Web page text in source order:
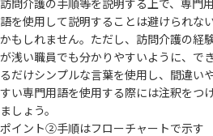
訪問介護の手順等を説明する上で、専門用
語を使用して説明することは避けられな
かもしれません。ただし、訪問介護の経
が浅い職員でも分かりやすいように、でき
るだけシンプルな言葉を使用し、間違い
すい専門用語を使用する際には注釈をつ
ましょう。
ポイント②手順はフローチャートで示す